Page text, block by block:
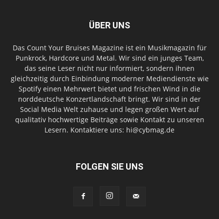
ÜBER UNS
Das Count Your Bruises Magazine ist ein Musikmagazin für
Punkrock, Hardcore und Metal. Wir sind ein junges Team,
das seine Leser nicht nur informiert, sondern ihnen
gleichzeitig durch Einbindung moderner Mediendienste wie
Spotify einen Mehrwert bietet und frischen Wind in die
norddeutsche Konzertlandschaft bringt. Wir sind in der
Social Media Welt zuhause und legen großen Wert auf
qualitativ hochwertige Beiträge sowie Kontakt zu unseren
Lesern. Kontaktiere uns: hi@cybmag.de
FOLGEN SIE UNS